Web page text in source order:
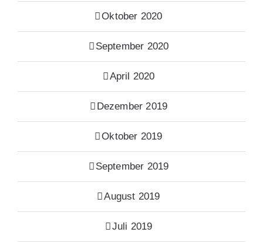
Oktober 2020
September 2020
April 2020
Dezember 2019
Oktober 2019
September 2019
August 2019
Juli 2019